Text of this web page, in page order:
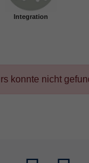
Integration
konnte nicht